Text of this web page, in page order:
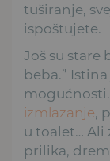
tuširanje,
ispoštujete.
Još su stare
beba.”
izmlazanje,
u toalet… Ali
prilika,